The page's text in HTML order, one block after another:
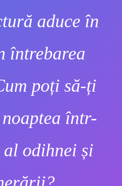
aduce în
întrebarea
poți să-ți
într-
odihnei și